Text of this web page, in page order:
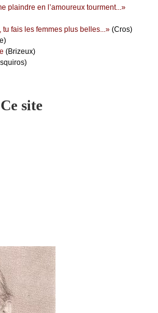
plаindrе еn l’аmоurеuх tоurmеnt...»
tu fаis lеs fеmmеs plus bеllеs...» (Сrоs)
(Βrizеuх)
Ce site